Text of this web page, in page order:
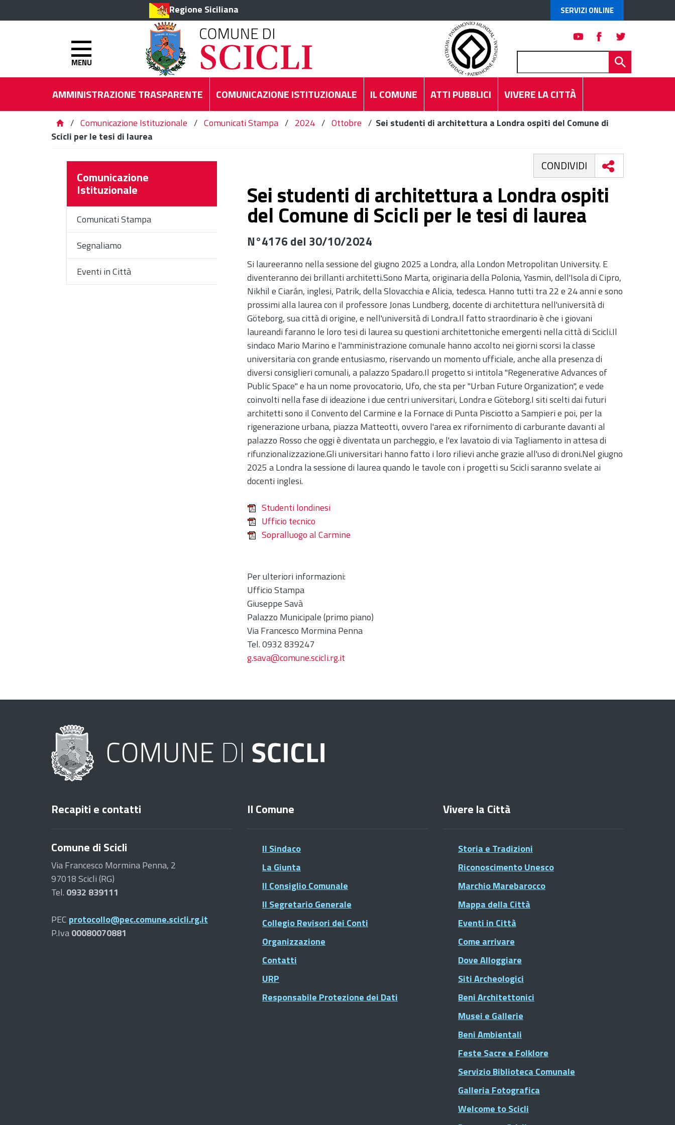
Regione Siciliana SERVIZI ONLINE
MENU
AMMINISTRAZIONE TRASPARENTE COMUNICAZIONE ISTITUZIONALE IL COMUNE ATTI PUBBLICI VIVERE LA CITTÀ
/ Comunicazione Istituzionale / Comunicati Stampa / 2024 / Ottobre / Sei studenti di architettura a Londra ospiti del Comune di
Scicli per le tesi di laurea
Comunicazione
Istituzionale
Comunicati Stampa
Segnaliamo
Eventi in Città
CONDIVIDI
Sei studenti di architettura a Londra ospiti
del Comune di Scicli per le tesi di laurea
N°4176 del 30/10/2024
Si laureeranno nella sessione del giugno 2025 a Londra, alla London Metropolitan University. E
diventeranno dei brillanti architetti.Sono Marta, originaria della Polonia, Yasmin, dell'Isola di Cipro,
Nikhil e Ciarán, inglesi, Patrik, della Slovacchia e Alicia, tedesca. Hanno tutti tra 22 e 24 anni e sono
prossimi alla laurea con il professore Jonas Lundberg, docente di architettura nell'università di
Göteborg, sua città di origine, e nell'università di Londra.Il fatto straordinario è che i giovani
laureandi faranno le loro tesi di laurea su questioni architettoniche emergenti nella città di Scicli.Il
sindaco Mario Marino e l'amministrazione comunale hanno accolto nei giorni scorsi la classe
universitaria con grande entusiasmo, riservando un momento ufficiale, anche alla presenza di
diversi consiglieri comunali, a palazzo Spadaro.Il progetto si intitola "Regenerative Advances of
Public Space" e ha un nome provocatorio, Ufo, che sta per "Urban Future Organization", e vede
coinvolti nella fase di ideazione i due centri universitari, Londra e Göteborg.I siti scelti dai futuri
architetti sono il Convento del Carmine e la Fornace di Punta Pisciotto a Sampieri e poi, per la
rigenerazione urbana, piazza Matteotti, ovvero l'area ex rifornimento di carburante davanti al
palazzo Rosso che oggi è diventata un parcheggio, e l'ex lavatoio di via Tagliamento in attesa di
rifunzionalizzazione.Gli universitari hanno fatto i loro rilievi anche grazie all'uso di droni.Nel giugno
2025 a Londra la sessione di laurea quando le tavole con i progetti su Scicli saranno svelate ai
docenti inglesi.
Studenti londinesi
Ufficio tecnico
Sopralluogo al Carmine
Per ulteriori informazioni:
Ufficio Stampa
Giuseppe Savà
Palazzo Municipale (primo piano)
Via Francesco Mormina Penna
Tel. 0932 839247
g.sava@comune.scicli.rg.it
Recapiti e contatti
Comune di Scicli
Via Francesco Mormina Penna, 2
97018 Scicli (RG)
Tel. 0932 839111
PEC protocollo@pec.comune.scicli.rg.it
P.Iva00080070881
Il Comune
Il Sindaco
La Giunta
Il Consiglio Comunale
Il Segretario Generale
Collegio Revisori dei Conti
Organizzazione
Contatti
URP
Responsabile Protezione dei Dati
Vivere la Città
Storia e Tradizioni
Riconoscimento Unesco
Marchio Marebarocco
Mappa della Città
Eventi in Città
Come arrivare
Dove Alloggiare
Siti Archeologici
Beni Architettonici
Musei e Gallerie
Beni Ambientali
Feste Sacre e Folklore
Servizio Biblioteca Comunale
Galleria Fotografica
Welcome to Scicli